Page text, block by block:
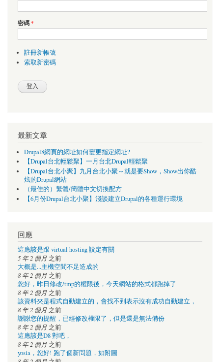
密碼*
註冊新帳號
索取新密碼
最新文章
Drupal8網頁的網址如何變更指定網址?
【Drupal台北輕鬆聚】一月台北Drupal輕鬆聚
【Drupal台北小聚】九月台北小聚～就是要Show，Show出你酷
炫的Drupal網站
（最佳的）繁體/簡體中文切換配方
【6月份Drupal台北小聚】淺談建立Drupal的各種運行環境
回應
這應該是跟 virtual hosting 設定有關
5 年 2 個月 之前
大概是...主機空間不足造成的
8 年 2 個月 之前
您好，昨日修改/tmp的權限後，今天網站的格式都跑掉了
8 年 2 個月 之前
該資料夾是程式自動建立的，會找不到表示沒有成功自動建立，
8 年 2 個月 之前
謝謝您的提醒，已經修改權限了，但是還是無法備份
8 年 2 個月 之前
這應該是D8 對吧，
8 年 2 個月 之前
yosia，您好! 跑了個新問題，如附圖